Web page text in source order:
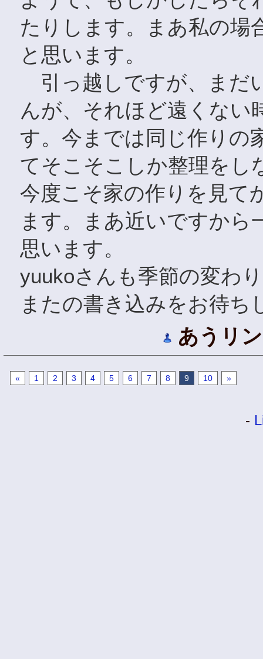
たりします。まあ私の場
と思います。
引っ越しですが、まだ
んが、それほど遠くない
す。今までは同じ作りの
てそこそこしか整理をし
今度こそ家の作りを見て
ます。まあ近いですから
思います。
yuukoさんも季節の変わ
またの書き込みをお待ち
あうリン
« 1 2 3 4 5 6 7 8 9 10 »
-